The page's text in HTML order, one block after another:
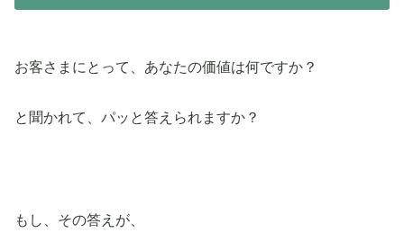
お客さまにとって、あなたの価値は何ですか？
と聞かれて、パッと答えられますか？
もし、その答えが、